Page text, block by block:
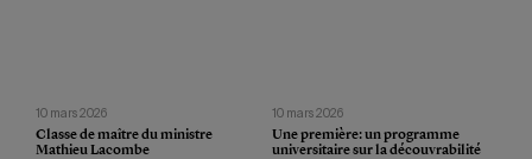
10 mars 2026
Classe de maître du ministre
Mathieu Lacombe
10 mars 2026
Une première: un programme
universitaire sur la découvrabilité